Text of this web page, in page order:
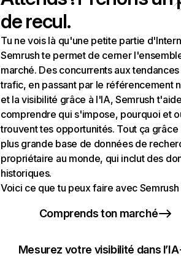
de recul.
Tu ne vois là qu'une petite partie
Semrush te permet de cerner
marché. Des concurrents aux
trafic, en passant par le référencement
et la visibilité grâce à l'IA, Semrush
comprendre qui s'impose, pourquoi et
trouvent tes opportunités. Tout ça grâce
plus grande base de données de
propriétaire au monde, qui inclut des
historiques.
Voici ce que tu peux faire avec Semrush
Comprends ton marché
Mesurez votre visibilité dans l’IA